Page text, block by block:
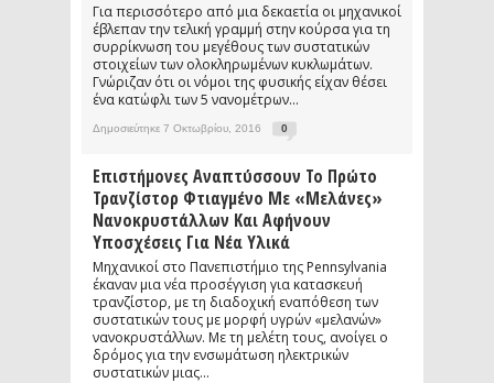
Για περισσότερο από μια δεκαετία οι μηχανικοί
έβλεπαν την τελική γραμμή στην κούρσα για τη
συρρίκνωση του μεγέθους των συστατικών
στοιχείων των ολοκληρωμένων κυκλωμάτων.
Γνώριζαν ότι οι νόμοι της φυσικής είχαν θέσει
ένα κατώφλι των 5 νανομέτρων...
Δημοσιεύτηκε 7 Οκτωβρίου, 2016 0
Επιστήμονες Αναπτύσσουν Το Πρώτο
Τρανζίστορ Φτιαγμένο Με «μελάνες»
Νανοκρυστάλλων Και Αφήνουν
Υποσχέσεις Για Νέα Υλικά
Μηχανικοί στο Πανεπιστήμιο της Pennsylvania
έκαναν μια νέα προσέγγιση για κατασκευή
τρανζίστορ, με τη διαδοχική εναπόθεση των
συστατικών τους με μορφή υγρών «μελανών»
νανοκρυστάλλων. Με τη μελέτη τους, ανοίγει ο
δρόμος για την ενσωμάτωση ηλεκτρικών
συστατικών μιας...